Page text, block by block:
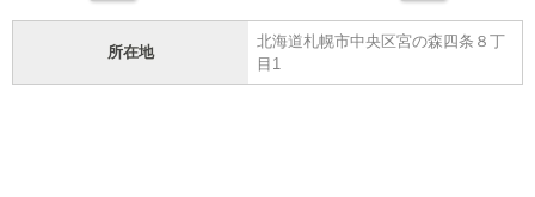
所在地
北海道札幌市中央区宮の森四条８丁
目1